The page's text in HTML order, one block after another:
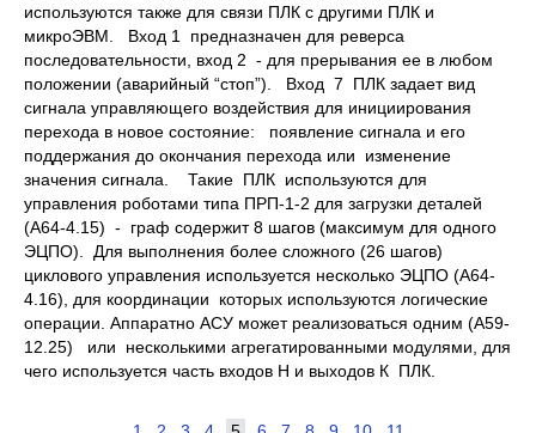
используются также для связи ПЛК с другими ПЛК и
микроЭВМ. Вход 1 предназначен для реверса
последовательности, вход 2 - для прерывания ее в любом
положении (аварийный “стоп”). Вход 7 ПЛК задает вид
сигнала управляющего воздействия для инициирования
перехода в новое состояние: появление сигнала и его
поддержания до окончания перехода или изменение
значения сигнала. Такие ПЛК используются для
управления роботами типа ПРП-1-2 для загрузки деталей
(А64-4.15) - граф содержит 8 шагов (максимум для одного
ЭЦПО). Для выполнения более сложного (26 шагов)
циклового управления используется несколько ЭЦПО (А64-
4.16), для координации которых используются логические
операции. Аппаратно АСУ может реализоваться одним (А59-
12.25) или несколькими агрегатированными модулями, для
чего используется часть входов Н и выходов К ПЛК.